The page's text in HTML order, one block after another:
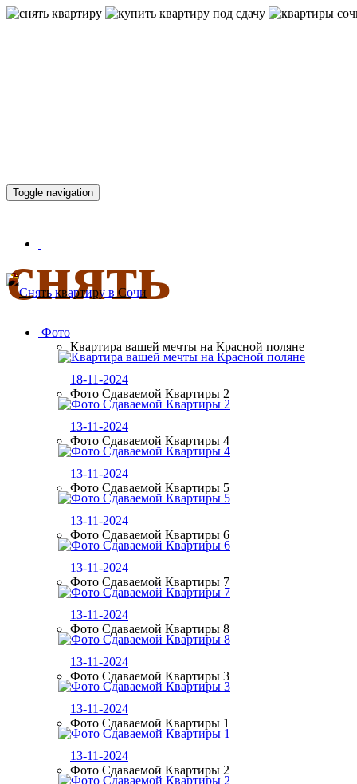
снять
Toggle navigation
Фото
Квартира вашей мечты на Красной поляне
18-11-2024
Фото Сдаваемой Квартиры 2
13-11-2024
Фото Сдаваемой Квартиры 4
13-11-2024
Фото Сдаваемой Квартиры 5
13-11-2024
Фото Сдаваемой Квартиры 6
13-11-2024
Фото Сдаваемой Квартиры 7
13-11-2024
Фото Сдаваемой Квартиры 8
13-11-2024
Фото Сдаваемой Квартиры 3
13-11-2024
Фото Сдаваемой Квартиры 1
13-11-2024
Фото Сдаваемой Квартиры 2